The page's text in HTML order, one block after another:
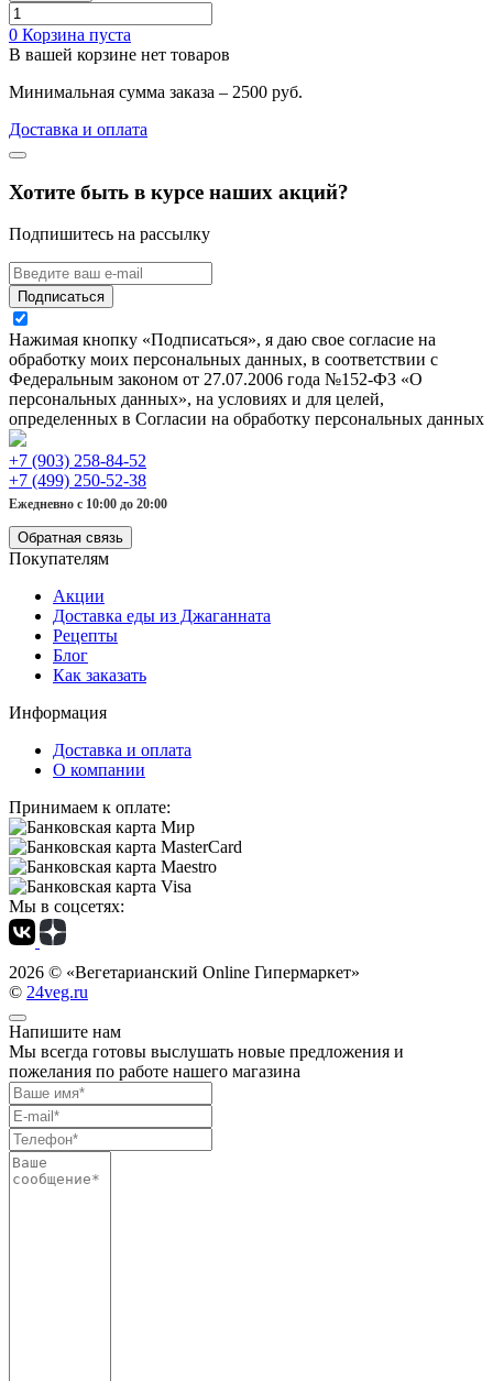
0 Корзина пуста
В вашей корзине нет товаров
Минимальная сумма заказа – 2500 руб.
Доставка и оплата
Хотите быть в курсе наших акций?
Подпишитесь на рассылку
Подписаться
Нажимая кнопку «Подписаться», я даю свое согласие на
обработку моих персональных данных, в соответствии с
Федеральным законом от 27.07.2006 года №152-ФЗ «О
персональных данных», на условиях и для целей,
определенных в Согласии на обработку персональных данных
+7 (903) 258-84-52
+7 (499) 250-52-38
Ежедневно с 10:00 до 20:00
Обратная связь
Покупателям
Акции
Доставка еды из Джаганната
Рецепты
Блог
Как заказать
Информация
Доставка и оплата
О компании
Принимаем к оплате:
Мы в соцсетях:
2026 © «Вегетарианский Online Гипермаркет»
© 24veg.ru
Напишите нам
Мы всегда готовы выслушать новые предложения и
пожелания по работе нашего магазина